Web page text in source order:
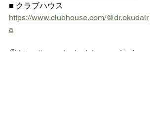
■ クラブハウス
https://www.clubhouse.com/@dr.okudair
a
◎ https://www.dr-okudaira.com
にメー